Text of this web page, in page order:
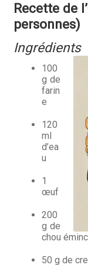
Recette de
personnes)
Ingrédients
100
g de
farin
e
120
ml
d’ea
u
1
œuf
200
g de
chou
50 g de